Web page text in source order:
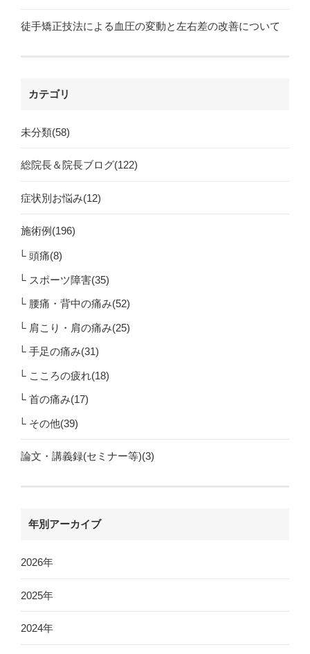
徒手矯正技法による血圧の変動と左右差の改善について
カテゴリ
未分類(58)
総院長＆院長ブログ(122)
症状別お悩み(12)
施術例(196)
頭痛(8)
スポーツ障害(35)
腰痛・背中の痛み(52)
肩こり・肩の痛み(25)
手足の痛み(31)
こころの疲れ(18)
首の痛み(17)
その他(39)
論文・講義録(セミナー等)(3)
年別アーカイブ
2026年
2025年
2024年